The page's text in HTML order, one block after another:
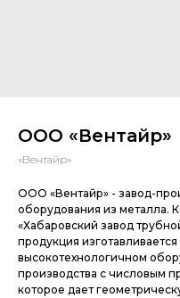
ООО «Вентайр»
«Вентайр»
ООО «Вентайр» - завод-
оборудования из металла.
«Хабаровский завод
продукция
высокотехнологичном
производства с числовым
которое дает